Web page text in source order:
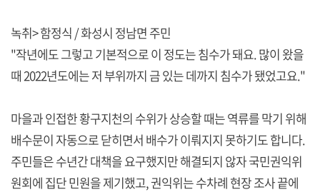
녹취> 함정식 / 화성시 정남면 주민
"작년에도 그렇고 기본적으로 이 정도는 침수가 돼요. 많이 왔을
때 2022년도에는 저 부위까지 금 있는 데까지 침수가 됐었고요."
마을과 인접한 황구지천의 수위가 상승할 때는 역류를 막기 위해
배수문이 자동으로 닫히면서 배수가 이뤄지지 못하기도 합니다.
주민들은 수년간 대책을 요구했지만 해결되지 않자 국민권익위
원회에 집단 민원을 제기했고, 권익위는 수차례 현장 조사 끝에